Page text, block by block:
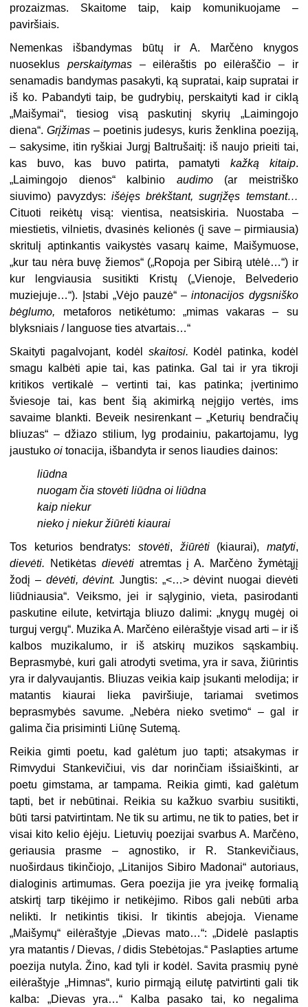
prozaizmas. Skaitome taip, kaip komunikuojame –
paviršiais.
Nemenkas išbandymas būtų ir A. Marčėno knygos
nuoseklusperskaitymas – eilėraštis po eilėraščio – ir
senamadis bandymas pasakyti, ką supratai, kaip supratai ir
iš ko. Pabandyti taip, be gudrybių, perskaityti kad ir ciklą
„Maišymai“, tiesiog visą paskutinį skyrių „Laimingojo
diena“.Grįžimas – poetinis judesys, kuris ženklina poeziją,
– sakysime, itin ryškiai Jurgį Baltrušaitį: iš naujo prieiti tai,
kas buvo, kas buvo patirta, pamatyti kažką kitaip.
„Laimingojo dienos“ kalbinio audimo (ar meistriško
siuvimo) pavyzdys: išėjęs brėkštant, sugrįžęs temstant…
Cituoti reikėtų
visą: vientisa, neatsiskiria. Nuostaba –
miestietis, vilnietis, dvasinės kelionės (į save – pirmiausia)
skritulį aptinkantis vaikystės vasarų
kaime, Maišymuose,
„kur tau nėra buvę žiemos“ („Ropoja per Sibirą utėlė…“) ir
kur lengviausia
susitikti Kristų („Vienoje, Belvederio
muziejuje…“). Įstabi „Vėjo pauzė“ –intonacijos dygsniško
bėglumo, metaforos netikėtumo:
„mimas vakaras – su
blyksniais / languose ties atvartais…“
Skaityti pagalvojant, kodėl skaitosi. Kodėl patinka, kodėl
smagu kalbėti apie tai, kas patinka. Gal tai ir yra tikroji
kritikos vertikalė – vertinti tai, kas patinka; įvertinimo
šviesoje tai, kas bent šią akimirką neįgijo vertės, ims
savaime blankti. Beveik nesirenkant – „Keturių bendračių
bliuzas“ – džiazo stilium, lyg prodainiu, pakartojamu, lyg
jaustukooitonacija, išbandyta ir senos liaudies dainos:
liūdna
nuogam čia stovėti liūdna oi liūdna
kaip niekur
nieko į niekur žiūrėti kiaurai
Tos keturios bendratys: stovėti, žiūrėti (kiaurai), matyti,
dievėti.
Netikėtas dievėti atremtas į A. Marčėno žymėtąjį
žodį – dėvėti, dėvint.Jungtis: „<…> dėvint nuogai dievėti
liūdniausia“. Veiksmo, jei ir sąlyginio, vieta, pasirodanti
paskutine eilute, ketvirtąja bliuzo dalimi: „knygų mugėj oi
turguj vergų“. Muzika A. Marčėno eilėraštyje visad arti – ir iš
kalbos muzikalumo, ir iš atskirų muzikos sąskambių.
Beprasmybė, kuri gali atrodyti svetima, yra ir sava, žiūrintis
yra ir dalyvaujantis. Bliuzas veikia kaip įsukanti melodija; ir
matantis kiaurai lieka paviršiuje, tariamai svetimos
beprasmybės savume. „Nebėra niekosvetimo“ – gal ir
galima čia prisiminti Liūnę Sutemą.
Reikia gimti poetu, kad galėtum juo tapti; atsakymas ir
Rimvydui Stankevičiui, vis dar norinčiam išsiaiškinti, ar
poetu gimstama, ar tampama. Reikia gimti, kad galėtum
tapti, bet ir nebūtinai. Reikia su kažkuo svarbiu susitikti,
būti tarsi patvirtintam. Ne tik su artimu, ne tik to paties, bet ir
visai kito kelio ėjėju. Lietuvių poezijai svarbus A. Marčėno,
geriausia prasme – agnostiko, ir R. Stankevičiaus,
nuoširdaus tikinčiojo, „Litanijos Sibiro Madonai“ autoriaus,
dialoginis artimumas. Gera poezija jie yra įveikę formalią
atskirtį tarp tikėjimo ir netikėjimo. Ribos gali nebūti arba
nelikti. Ir netikintis tikisi. Ir tikintis abejoja. Viename
„Maišymų“ eilėraštyje „Dievas mato…“: „Didelė paslaptis
yra matantis / Dievas, / didis Stebėtojas.“ Paslapties artume
poezija nutyla. Žino, kad tyli ir kodėl. Savita prasmių pynė
eilėraštyje „Himnas“, kurio pirmąją eilutę patvirtinti gali tik
kalba: „Dievas yra…“ Kalba pasako tai, ko negalima